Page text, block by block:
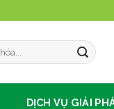
DỊCH VỤ GIẢI